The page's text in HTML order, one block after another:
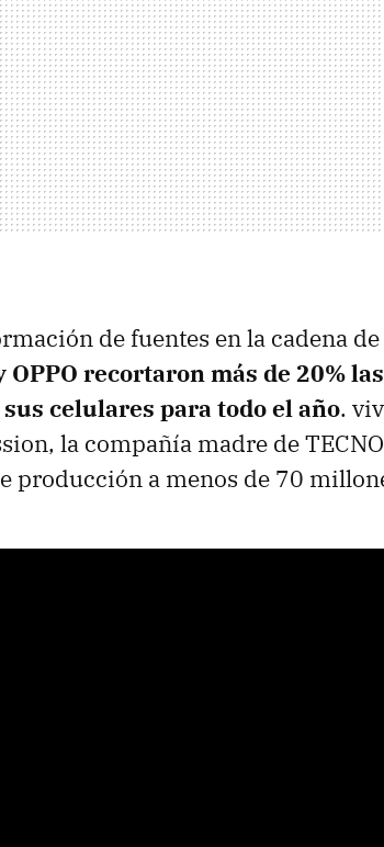
de fuentes en la cadena
OPPO recortaron más de 20% l
celulares para todo el año.
la compañía madre de
producción a menos de 70